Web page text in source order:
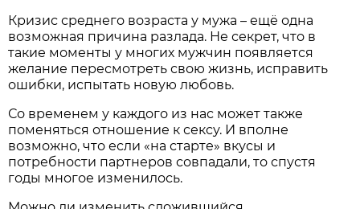
Кризис среднего возраста у мужа – ещё одна
возможная причина разлада. Не секрет, что в
такие моменты у многих мужчин появляется
желание пересмотреть свою жизнь, исправить
ошибки, испытать новую любовь.
Со временем у каждого из нас может также
поменяться отношение к сексу. И вполне
возможно, что если «на старте» вкусы и
потребности партнеров совпадали, то спустя
годы многое изменилось.